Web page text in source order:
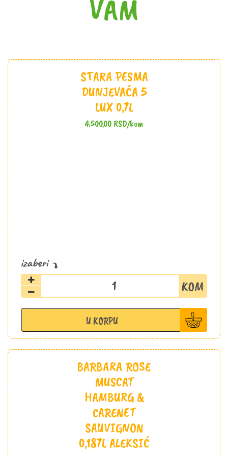
VAM
STARA PESMA
DUNJEVAČA 5
LUX 0,7L
4.500,00RSD/kom
Stara
Pesma
5
LUX
0,7l
količina
U KORPU
BARBARA ROSE
MUSCAT
HAMBURG &
CARENET
SAUVIGNON
0,187L ALEKSIĆ